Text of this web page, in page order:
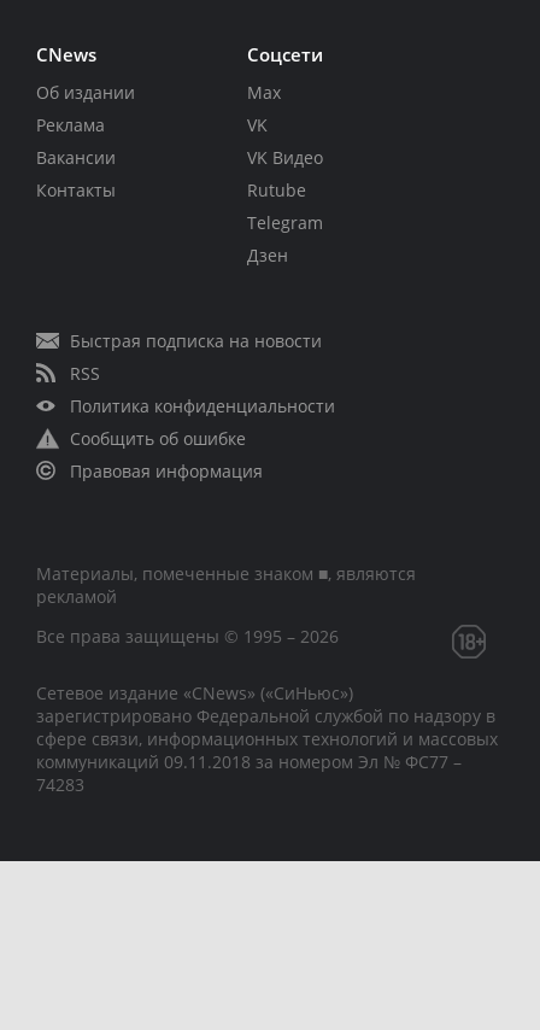
CNews
Об издании
Реклама
Вакансии
Контакты
Соцсети
Max
VK
VK Видео
Rutube
Telegram
Дзен
Быстрая подписка на новости
RSS
Политика конфиденциальности
Сообщить об ошибке
Правовая информация
Материалы, помеченные знаком ■, являются
рекламой
Все права защищены © 1995 – 2026
Сетевое издание «CNews» («СиНьюс»)
зарегистрировано Федеральной службой по надзору в
сфере связи, информационных технологий и массовых
коммуникаций 09.11.2018 за номером Эл № ФС77 –
74283